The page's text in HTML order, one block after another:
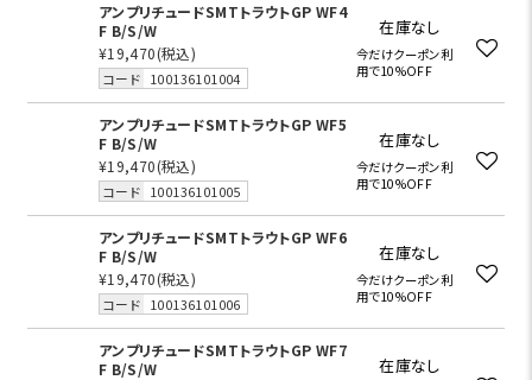
アンプリチュードSMTトラウトGP WF4
F B/S/W
¥19,470(税込)
コード 100136101004
在庫なし
今だけクーポン利
用で10%OFF
アンプリチュードSMTトラウトGP WF5
F B/S/W
¥19,470(税込)
コード 100136101005
在庫なし
今だけクーポン利
用で10%OFF
アンプリチュードSMTトラウトGP WF6
F B/S/W
¥19,470(税込)
コード 100136101006
在庫なし
今だけクーポン利
用で10%OFF
アンプリチュードSMTトラウトGP WF7
F B/S/W
在庫なし